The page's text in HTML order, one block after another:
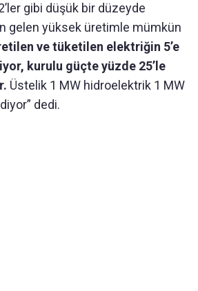
gibi düşük bir düzeyde
gelen yüksek üretimle mümkün
ve tüketilen elektriğin 5’e
kurulu güçte yüzde 25’le
Üstelik 1 MW hidroelektrik 1 MW
dedi.